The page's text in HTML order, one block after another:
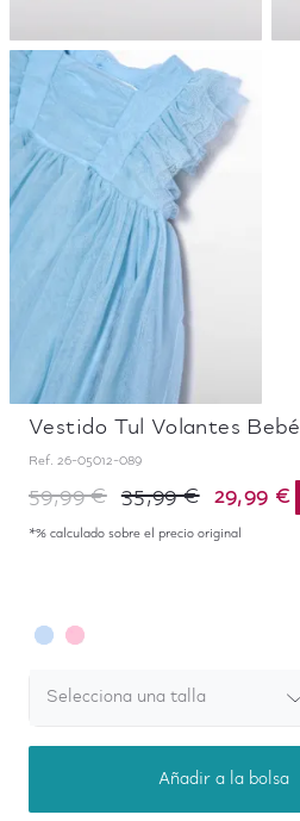
Vestido Tul Volantes Bebé
Ref. 26-05012-089
59,99 € 35,99 € 29,99 €
*% calculado sobre el precio original
Selecciona una talla
Añadir a la bolsa